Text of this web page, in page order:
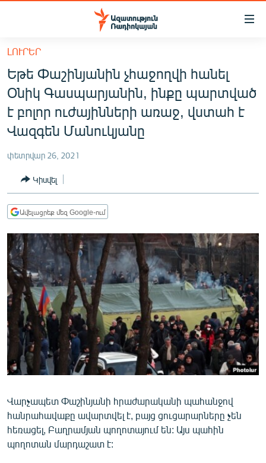
Մատչելիության
հիմնական
բովանդակությանը
Անցնել
հիմնական
մենյուին
Որոնում
ՀԱՅԱՍՏԱՆ
ՔԱՂԱՔԱԿԱՆ
ԸՆՏՐՈՒԹՅՈՒՆՆԵՐ 2026
ՏՆՏԵՍՈՒԹՅՈՒՆ
ՂԱՐԱԲԱՂ
ՊԱՏԵՐԱԶՄԻ 6 ՇԱԲԱԹՆԵՐԸ
ՏԱՐԱԾԱՇՐՋԱՆ
ՄԻՋԱԶԳԱՅԻՆ
ՄՇԱԿՈՒՅԹ
ՍՊՈՐՏ
ՄԵԿՆԱԲԱՆՈՒԹՅՈՒՆ
ՏՏ ԵՒ ԻՆՏԵՐՆԵՏ
ԱՐԽԻՎ
ՏԵՍԱՆՅՈՒԹԵՐ
ԲԱՆԱՎԵՃ
ԼՈՒՐԵՐ
Եթե Փաշինյանին չհաջողվի հանել
Օնիկ Գասպարյանին, ինքը պարտված
է բոլոր ուժայինների առաջ, վստահ է
Վազգեն Մանուկյանը
փետրվար 26, 2021
Կիսվել
Ավելացրեք մեզ Google-ում
Վարչապետ Փաշինյանի հրաժարականի պահանջով
հանրահավաքը ավարտվել է, բայց ցուցարարները չեն
հեռացել, Բաղրամյան պողոտայում են: Այս պահին
պողոտան մարդաշատ է: